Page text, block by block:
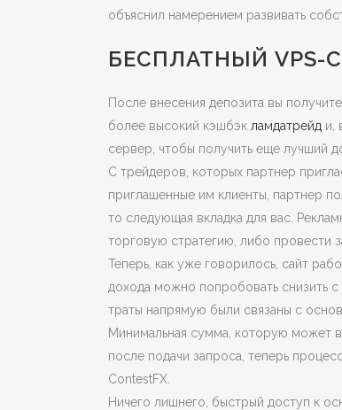
объяснил намерением развивать
БЕСПЛАТНЫЙ VPS-
После внесения депозита вы
более высокий кэшбэк ламдатрейд и,
сервер, чтобы получить еще лучший
С трейдеров, которых партнер
приглашенные им клиенты, партнер
то следующая вкладка для вас.
торговую стратегию, либо провести
Теперь, как уже говорилось, сайт
дохода можно попробовать снизить
траты напрямую были связаны с
Минимальная сумма, которую может
после подачи запроса, теперь
ContestFX.
Ничего лишнего, быстрый доступ к